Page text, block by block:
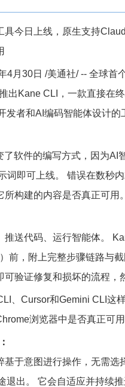
具今日上线，原生支持
4月30日 /美通社/ -- 全球首
出Kane CLI，一款直接在
发者和AI编码智能体设计
软件的编写方式，因为
词即可上线。 错误在数秒
构建的内容是否真正可
推送代码、运行智能体。
前，附上完整步骤链路与
验证修复和损坏的流程，
、Cursor和Gemini CLI这
浏览器中是否真正可用
于意图进行操作，无需选
退出。 它会自适应并持续